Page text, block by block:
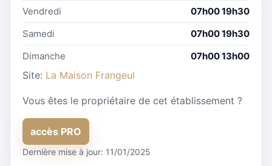
Vendredi
07h00 19h30
Samedi
07h00 19h30
Dimanche
07h00 13h00
Site: La Maison Frangeul
Vous êtes le propriétaire de cet établissement ?
accès PRO
Dernière mise à jour: 11/01/2025